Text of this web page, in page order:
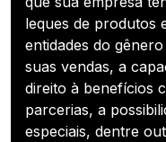
leques de produtos
entidades do
suas vendas, a
direito à benefícios
parcerias, a
especiais, dentre